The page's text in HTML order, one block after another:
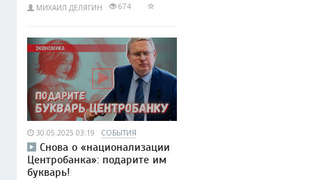
МИХАИЛ ДЕЛЯГИН 674
30.05.2025 03:19 СОБЫТИЯ
Снова о «национализации
Центробанка»: подарите им
букварь!